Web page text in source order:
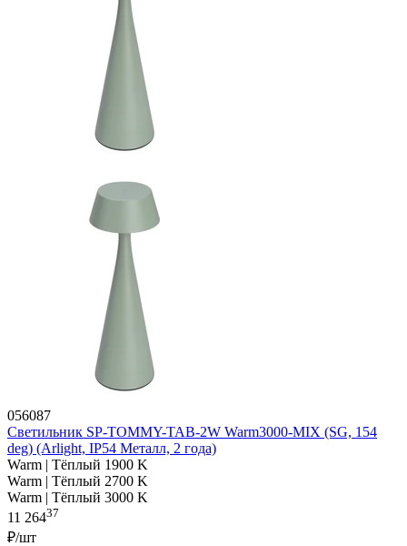
056087
Светильник SP-TOMMY-TAB-2W Warm3000-MIX (SG, 154
deg) (Arlight, IP54 Металл, 2 года)
Warm | Тёплый 1900 K
Warm | Тёплый 2700 K
Warm | Тёплый 3000 K
11 26437
₽/шт